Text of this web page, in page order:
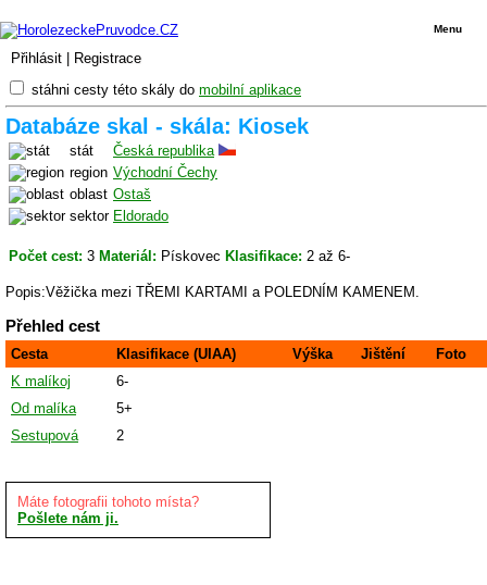
Přihlásit Registrace
Menu
stáhni cesty této skály do mobilní aplikace
Databáze skal - skála: Kiosek
stát
Česká republika
region Východní Čechy
oblast Ostaš
sektor Eldorado
Počet cest: 3 Materiál: Pískovec Klasifikace: 2 až 6-
Popis:Věžička mezi TŘEMI KARTAMI a POLEDNÍM KAMENEM.
Přehled cest
Cesta Klasifikace (UIAA) Výška Jištění
Foto
K malíkoj
6-
Od malíka
5+
Sestupová
2
Máte fotografii tohoto místa?
Pošlete nám ji.